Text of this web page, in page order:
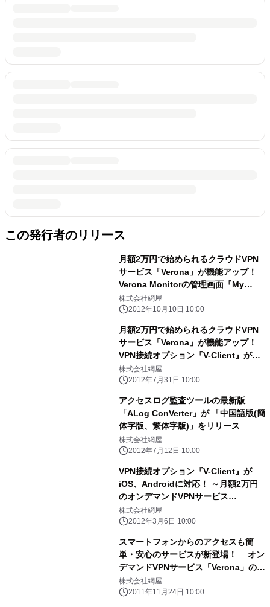
この発行者のリリース
月額2万円で始められるクラウドVPN
サービス「Verona」が機能アップ！
Verona Monitorの管理画面『My
portal』提供開始
株式会社網屋
2012年10月10日 10:00
月額2万円で始められるクラウドVPN
サービス「Verona」が機能アップ！
VPN接続オプション『V-Client』が
Mac OSに対応
株式会社網屋
2012年7月31日 10:00
アクセスログ監査ツールの最新版
「ALog ConVerter」が 「中国語版(簡
体字版、繁体字版)」をリリース
株式会社網屋
2012年7月12日 10:00
VPN接続オプション『V-Client』が
iOS、Androidに対応！ ～月額2万円
のオンデマンドVPNサービス
「Verona」～
株式会社網屋
2012年3月6日 10:00
スマートフォンからのアクセスも簡
単・安心のサービスが新登場！ オン
デマンドVPNサービス「Verona」の拡
張オプション 「V-RDP」、「V-
MDM」を提供開始
株式会社網屋
2011年11月24日 10:00